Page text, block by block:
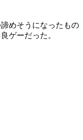
めそうになったもの
ゲーだった。